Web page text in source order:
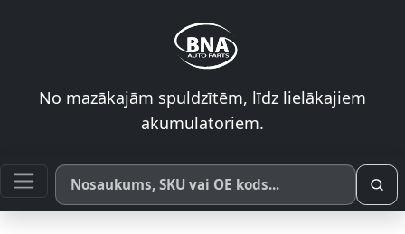
No mazākajām spuldzītēm, līdz lielākajiem
akumulatoriem.
Meklēt pēc produkta nosaukuma, SKU vai OE koda